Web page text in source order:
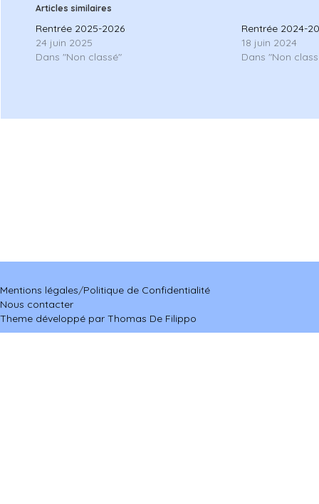
Articles similaires
Rentrée 2025-2026
24 juin 2025
Dans "Non classé"
Rentrée 2024-
18 juin 2024
Dans "Non
Mentions légales/Politique de Confidentialité
Nous contacter
Theme développé par Thomas De Filippo